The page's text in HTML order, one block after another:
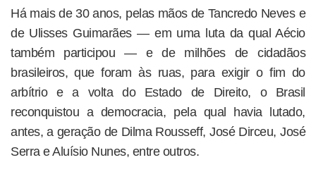
Há mais de 30 anos, pelas mãos de Tancredo Neves e
de Ulisses Guimarães — em uma luta da qual Aécio
também participou — e de milhões de cidadãos
brasileiros, que foram às ruas, para exigir o fim do
arbítrio e a volta do Estado de Direito, o Brasil
reconquistou a democracia, pela qual havia lutado,
antes, a geração de Dilma Rousseff, José Dirceu, José
Serra e Aluísio Nunes, entre outros.